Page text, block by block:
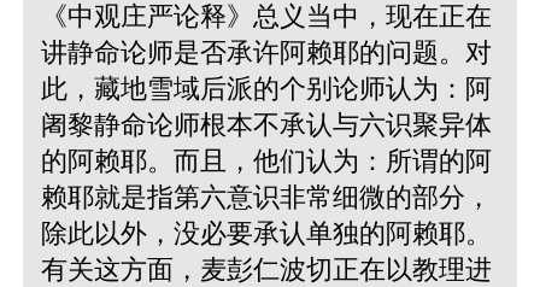
《中观庄严论释》总义当中，现在正在
讲静命论师是否承许阿赖耶的问题。对
此，藏地雪域后派的个别论师认为：阿
阇黎静命论师根本不承认与六识聚异体
的阿赖耶。而且，他们认为：所谓的阿
赖耶就是指第六意识非常细微的部分，
除此以外，没必要承认单独的阿赖耶。
有关这方面，麦彭仁波切正在以教理进